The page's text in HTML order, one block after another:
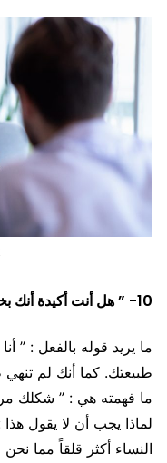
10- ” هل أنت أكيدة أنك بخير اليوم ؟ “
ما يريد قوله بالفعل :
طبيعتك. كما أنك لم
ما فهمته هي : ” شكلك
لماذا يجب أن لا يقول
النساء أكثر قلقاً مما نحن